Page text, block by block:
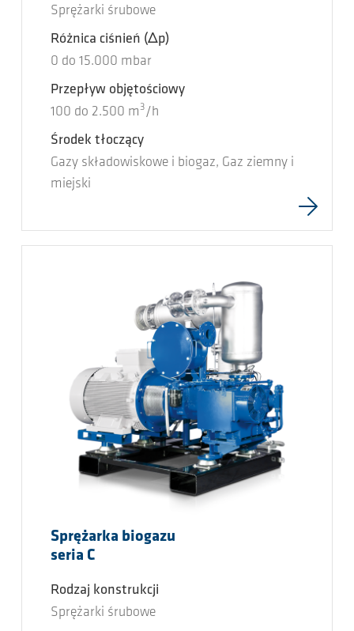
Sprężarki śrubowe
Różnica ciśnień (Δp)
0 do 15.000 mbar
Przepływ objętościowy
100 do 2.500 m 3 /h
Środek tłoczący
Gazy składowiskowe i biogaz, Gaz ziemny i
miejski
Sprężarka biogazu
seria C
Rodzaj konstrukcji
Sprężarki śrubowe